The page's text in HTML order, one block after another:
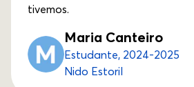
tivemos.
Maria Canteiro
Estudante, 2024-2025
Nido Estoril